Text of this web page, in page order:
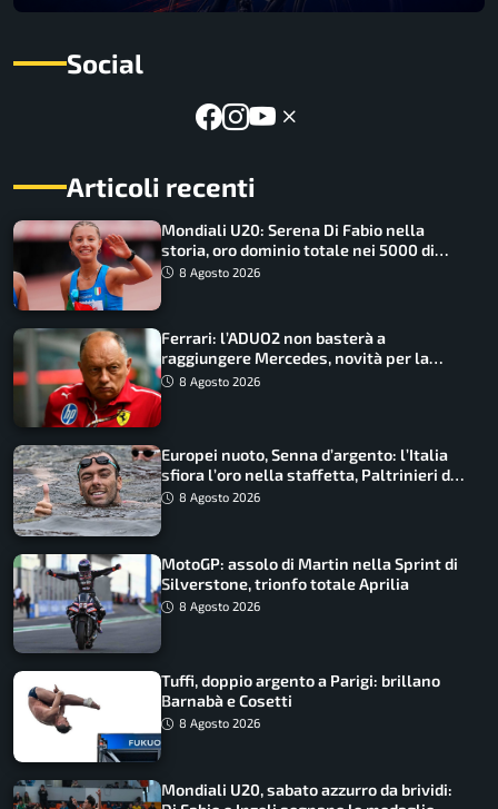
Social
Articoli recenti
Mondiali U20: Serena Di Fabio nella
storia, oro dominio totale nei 5000 di
marcia
8 Agosto 2026
Ferrari: l’ADUO2 non basterà a
raggiungere Mercedes, novità per la
Macarena
8 Agosto 2026
Europei nuoto, Senna d’argento: l’Italia
sfiora l’oro nella staffetta, Paltrinieri da
urlo, il bilancio azzurro
8 Agosto 2026
MotoGP: assolo di Martin nella Sprint di
Silverstone, trionfo totale Aprilia
8 Agosto 2026
Tuffi, doppio argento a Parigi: brillano
Barnabà e Cosetti
8 Agosto 2026
Mondiali U20, sabato azzurro da brividi: